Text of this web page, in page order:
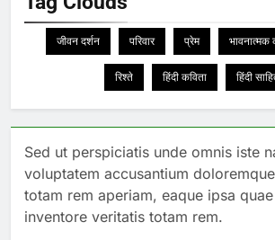
जीवन दर्शन परिवार प्रेम भावनात्मक
रिश्ते हिंदी कविता हिंदी
Sed ut perspiciatis unde omnis iste
voluptatem accusantium
totam rem aperiam, eaque ipsa
inventore veritatis totam rem.